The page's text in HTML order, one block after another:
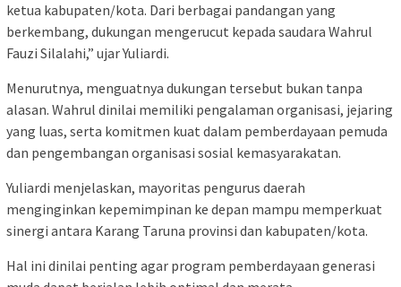
ketua kabupaten/kota. Dari berbagai pandangan yang
berkembang, dukungan mengerucut kepada saudara Wahrul
Fauzi Silalahi,” ujar Yuliardi.
Menurutnya, menguatnya dukungan tersebut bukan tanpa
alasan. Wahrul dinilai memiliki pengalaman organisasi, jejaring
yang luas, serta komitmen kuat dalam pemberdayaan pemuda
dan pengembangan organisasi sosial kemasyarakatan.
Yuliardi menjelaskan, mayoritas pengurus daerah
menginginkan kepemimpinan ke depan mampu memperkuat
sinergi antara Karang Taruna provinsi dan kabupaten/kota.
Hal ini dinilai penting agar program pemberdayaan generasi